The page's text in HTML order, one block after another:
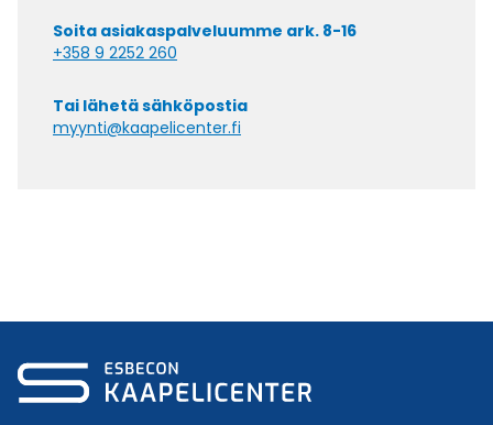
Soita asiakaspalveluumme ark. 8-16
+358 9 2252 260
Tai lähetä sähköpostia
myynti@kaapelicenter.fi